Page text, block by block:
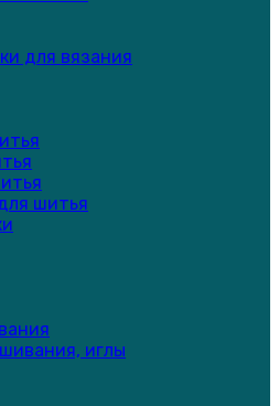
для вязания
шитья
иглы